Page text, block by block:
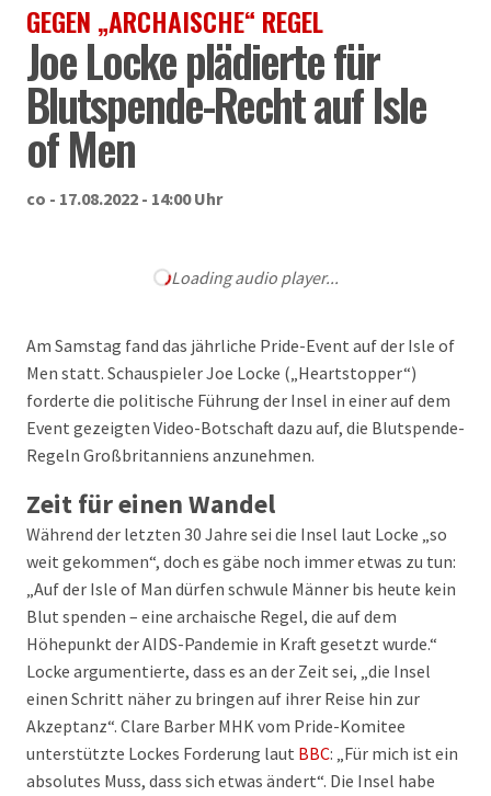
GEGEN „ARCHAISCHE“ REGEL
Joe Locke plädierte für
Blutspende-Recht auf Isle
of Men
co - 17.08.2022 - 14:00 Uhr
Loading audio player...
Am Samstag fand das jährliche Pride-Event auf der Isle of
Men statt. Schauspieler Joe Locke („Heartstopper“)
forderte die politische Führung der Insel in einer auf dem
Event gezeigten Video-Botschaft dazu auf, die Blutspende-
Regeln Großbritanniens anzunehmen.
Zeit für einen Wandel
Während der letzten 30 Jahre sei die Insel laut Locke „so
weit gekommen“, doch es gäbe noch immer etwas zu tun:
„Auf der Isle of Man dürfen schwule Männer bis heute kein
Blut spenden – eine archaische Regel, die auf dem
Höhepunkt der AIDS-Pandemie in Kraft gesetzt wurde.“
Locke argumentierte, dass es an der Zeit sei, „die Insel
einen Schritt näher zu bringen auf ihrer Reise hin zur
Akzeptanz“. Clare Barber MHK vom Pride-Komitee
unterstützte Lockes Forderung laut BBC: „Für mich ist ein
absolutes Muss, dass sich etwas ändert“. Die Insel habe